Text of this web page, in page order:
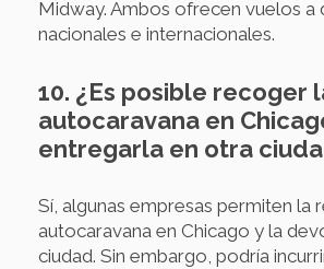
Midway. Ambos ofrecen vuelos a
nacionales e internacionales.
10. ¿Es posible recoger
autocaravana en
entregarla en otra
Sí, algunas empresas permiten la
autocaravana en Chicago y la
ciudad. Sin embargo, podría